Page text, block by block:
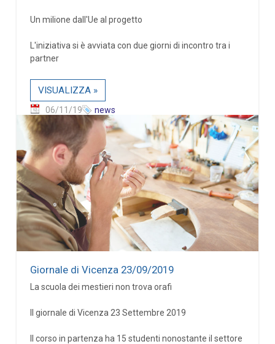
Un milione dall'Ue al progetto
L'iniziativa si è avviata con due giorni di incontro tra i
partner
VISUALIZZA »
06/11/19 news
Giornale di Vicenza 23/09/2019
La scuola dei mestieri non trova orafi
Il giornale di Vicenza 23 Settembre 2019
Il corso in partenza ha 15 studenti nonostante il settore